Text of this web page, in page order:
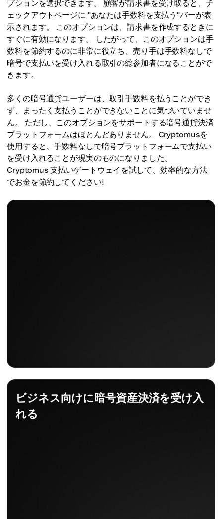
プションを選択できます。 顧客が請求書を受け取ると、チ
ェックアウトページに "あなたは手数料を支払う"バーが表
示されます。 このオプションは、請求書を作成するときに
すぐに有効になります。 したがって、このオプションは手
数料を節約するのに非常に役立ち、売り手は手数料なしで
暗号で支払いを受け入れる取引の総参加者になることがで
きます。
多くの暗号通貨ユーザーは、取引手数料を払うことができ
ず、まったく支払うことができないことに気づいていませ
ん。 ただし、このオプションをサポートする暗号通貨決済
プラットフォームはほとんどありません。 Cryptomusを
使用すると、手数料なしで暗号プラットフォームで支払い
を受け入れることが現実のものになりました。
Cryptomus 支払いゲートウェイを試して、効率的な方法
でお金を節約してください!
ビジネス向けに暗号資産決済を受け入
れる